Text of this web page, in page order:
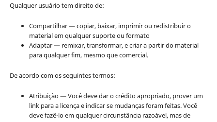
Qualquer usuário tem direito de:
Compartilhar — copiar, baixar, imprimir ou redistribuir o
material em qualquer suporte ou formato
Adaptar — remixar, transformar, e criar a partir do material
para qualquer fim, mesmo que comercial.
De acordo com os seguintes termos:
Atribuição — Você deve dar o crédito apropriado, prover um
link para a licença e indicar se mudanças foram feitas. Você
deve fazê-lo em qualquer circunstância razoável, mas de